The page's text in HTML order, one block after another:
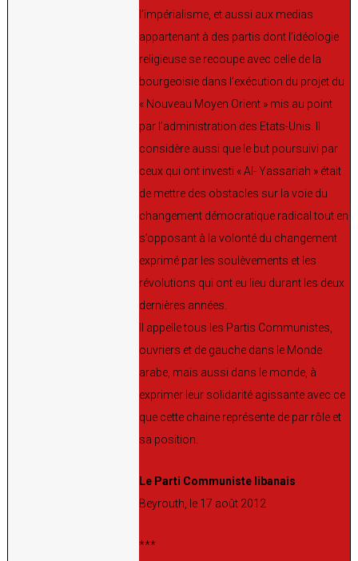
l’impérialisme, et aussi aux medias
appartenant à des partis dont l’idéologie
religieuse se recoupe avec celle de la
bourgeoisie dans l’exécution du projet du
« Nouveau Moyen Orient » mis au point
par l’administration des Etats-Unis. Il
considère aussi que le but poursuivi par
ceux qui ont investi « Al- Yassariah » était
de mettre des obstacles sur la voie du
changement démocratique radical tout en
s’opposant à la volonté du changement
exprimé par les soulèvements et les
révolutions qui ont eu lieu durant les deux
dernières années.
Il appelle tous les Partis Communistes,
ouvriers et de gauche dans le Monde
arabe, mais aussi dans le monde, à
exprimer leur solidarité agissante avec ce
que cette chaine représente de par rôle et
sa position.
Le Parti Communiste libanais
Beyrouth, le 17 août 2012
***